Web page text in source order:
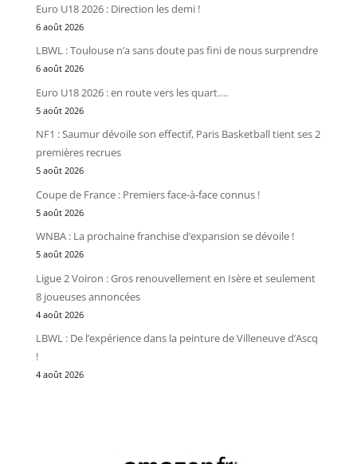
Euro U18 2026 : Direction les demi !
6 août 2026
LBWL : Toulouse n’a sans doute pas fini de nous surprendre
6 août 2026
Euro U18 2026 : en route vers les quart….
5 août 2026
NF1 : Saumur dévoile son effectif, Paris Basketball tient ses 2
premières recrues
5 août 2026
Coupe de France : Premiers face-à-face connus !
5 août 2026
WNBA : La prochaine franchise d’expansion se dévoile !
5 août 2026
Ligue 2 Voiron : Gros renouvellement en Isère et seulement
8 joueuses annoncées
4 août 2026
LBWL : De l’expérience dans la peinture de Villeneuve d’Ascq
!
4 août 2026